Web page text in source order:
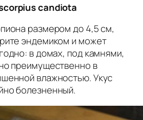
candiota
размером до 4,5 см,
эндемиком и может
в домах, под камнями,
преимущественно в
влажностью. Укус
болезненный.